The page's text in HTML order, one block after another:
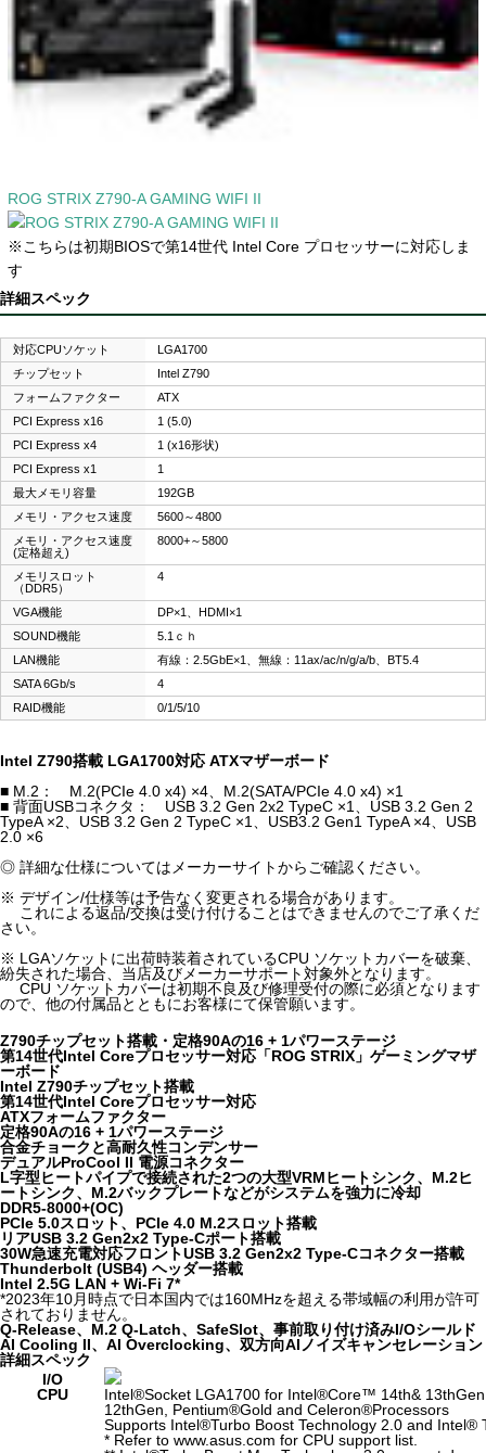
ROG STRIX Z790-A GAMING WIFI II
※こちらは初期BIOSで第14世代 Intel Core プロセッサーに対応しま
す
詳細スペック
対応CPUソケット
LGA1700
チップセット
Intel Z790
フォームファクター
ATX
PCI Express x16
1 (5.0)
PCI Express x4
1 (x16形状)
PCI Express x1
1
最大メモリ容量
192GB
メモリ・アクセス速度
5600～4800
メモリ・アクセス速度
(定格超え)
8000+～5800
メモリスロット
（DDR5）
4
VGA機能
DP×1、HDMI×1
SOUND機能
5.1ｃｈ
LAN機能
有線：2.5GbE×1、無線：11ax/ac/n/g/a/b、BT5.4
SATA 6Gb/s
4
RAID機能
0/1/5/10
Intel Z790搭載 LGA1700対応 ATXマザーボード
■ M.2： M.2(PCIe 4.0 x4) ×4、M.2(SATA/PCIe 4.0 x4) ×1
■ 背面USBコネクタ： USB 3.2 Gen 2x2 TypeC ×1、USB 3.2 Gen 2
TypeA ×2、USB 3.2 Gen 2 TypeC ×1、USB3.2 Gen1 TypeA ×4、USB
2.0 ×6
◎ 詳細な仕様についてはメーカーサイトからご確認ください。
※ デザイン/仕様等は予告なく変更される場合があります。
これによる返品/交換は受け付けることはできませんのでご了承くだ
さい。
※ LGAソケットに出荷時装着されているCPU ソケットカバーを破棄、
紛失された場合、当店及びメーカーサポート対象外となります。
CPU ソケットカバーは初期不良及び修理受付の際に必須となります
ので、他の付属品とともにお客様にて保管願います。
Z790チップセット搭載・定格90Aの16 + 1パワーステージ
第14世代Intel Coreプロセッサー対応「ROG STRIX」ゲーミングマザ
ーボード
Intel Z790チップセット搭載
第14世代Intel Coreプロセッサー対応
ATXフォームファクター
定格90Aの16 + 1パワーステージ
合金チョークと高耐久性コンデンサー
デュアルProCool II 電源コネクター
L字型ヒートパイプで接続された2つの大型VRMヒートシンク、M.2ヒ
ートシンク、M.2バックプレートなどがシステムを強力に冷却
DDR5-8000+(OC)
PCIe 5.0スロット、PCIe 4.0 M.2スロット搭載
リアUSB 3.2 Gen2x2 Type-Cポート搭載
30W急速充電対応フロントUSB 3.2 Gen2x2 Type-Cコネクター搭載
Thunderbolt (USB4) ヘッダー搭載
Intel 2.5G LAN + Wi-Fi 7*
*2023年10月時点で日本国内では160MHzを超える帯域幅の利用が許可
されておりません。
Q-Release、M.2 Q-Latch、SafeSlot、事前取り付け済みI/Oシールド
AI Cooling II、AI Overclocking、双方向AIノイズキャンセレーション
詳細スペック
I/O
CPU
Intel®Socket LGA1700 for Intel®Core™ 14th& 13th
12thGen, Pentium®Gold and Celeron®Processors
Supports Intel®Turbo Boost Technology 2.0 and Intel®
* Refer to www.asus.com for CPU support list.